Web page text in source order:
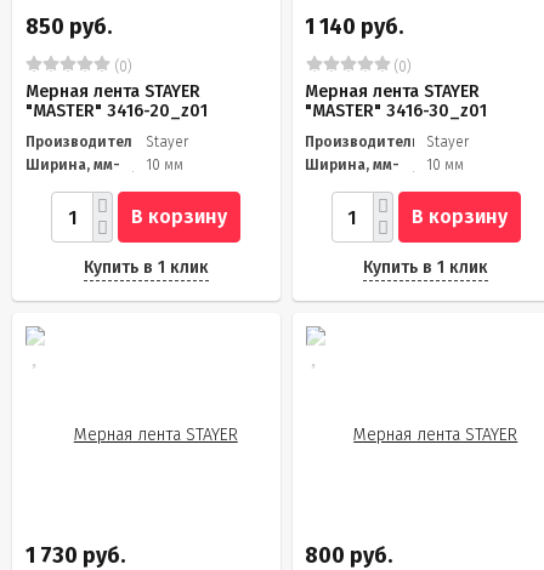
850 руб.
(0)
Мерная лента STAYER
"MASTER" 3416-20_z01
Производитель
Stayer
Ширина, мм-
10 мм
В корзину
Купить в 1 клик
1 140 руб.
(0)
Мерная лента STAYER
"MASTER" 3416-30_z01
Производитель
Stayer
Ширина, мм-
10 мм
В корзину
Купить в 1 клик
1 730 руб. 800 руб.